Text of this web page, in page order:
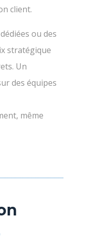
client.
ou des
stratégique
Un
des équipes
même